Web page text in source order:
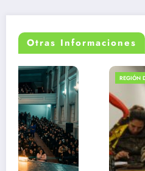
Otras Informaciones
REGIÓN DE COQUIMBO